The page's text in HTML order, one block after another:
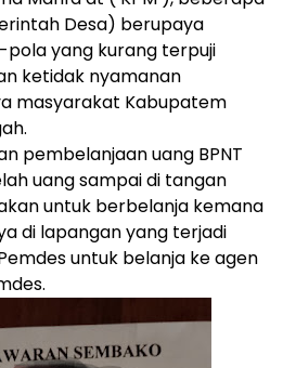
Desa) berupaya
yang kurang terpuji
ketidak nyamanan
masyarakat Kabupatem
pembelanjaan uang BPNT
uang sampai di tangan
untuk berbelanja kemana
di lapangan yang terjadi
untuk belanja ke agen